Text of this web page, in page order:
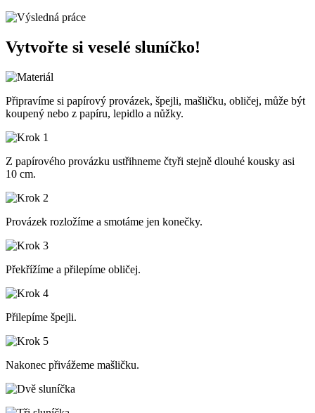
Vytvořte si veselé sluníčko!
Připravíme si papírový provázek, špejli, mašličku, obličej, může být
koupený nebo z papíru, lepidlo a nůžky.
Z papírového provázku ustřihneme čtyři stejně dlouhé kousky asi
10 cm.
Provázek rozložíme a smotáme jen konečky.
Překřížíme a přilepíme obličej.
Přilepíme špejli.
Nakonec přivážeme mašličku.